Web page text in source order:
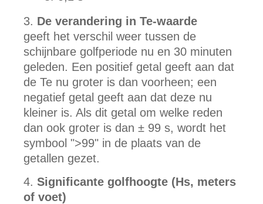
De verandering in Te-waarde
geeft het verschil weer tussen de
schijnbare golfperiode nu en 30 minuten
geleden. Een positief getal geeft aan dat
de Te nu groter is dan voorheen; een
negatief getal geeft aan dat deze nu
kleiner is. Als dit getal om welke reden
dan ook groter is dan ± 99 s, wordt het
symbool ">99" in de plaats van de
getallen gezet.
Significante golfhoogte (Hs, meters
of voet)